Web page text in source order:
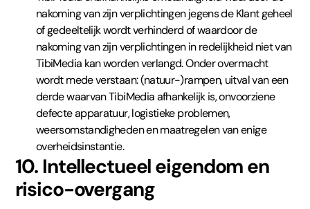
nakoming van zijn verplichtingen jegens de Klant geheel
of gedeeltelijk wordt verhinderd of waardoor de
nakoming van zijn verplichtingen in redelijkheid niet van
TibiMedia kan worden verlangd. Onder overmacht
wordt mede verstaan: (natuur-)rampen, uitval van een
derde waarvan TibiMedia afhankelijk is, onvoorziene
defecte apparatuur, logistieke problemen,
weersomstandigheden en maatregelen van enige
overheidsinstantie.
10. Intellectueel eigendom en
risico-overgang